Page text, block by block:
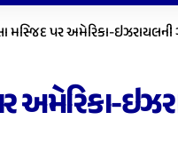
પર અમેરિકા-ઇઝરાયલની